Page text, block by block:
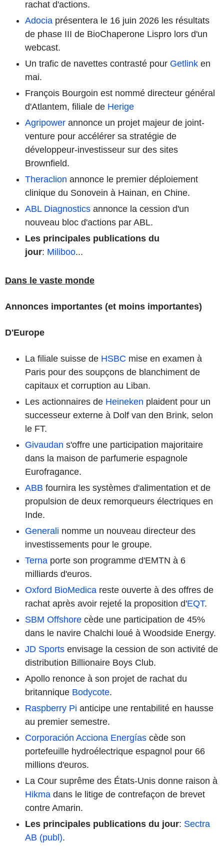
rachat d'actions.
Adocia présentera le 16 juin 2026 les résultats
de phase III de BioChaperone Lispro lors d'un
webcast.
Un trafic de navettes contrasté pour Getlink en
mai.
François Bourgoin est nommé directeur général
d'Atlantem, filiale de Herige
Agripower annonce un projet majeur de joint-
venture pour accélérer sa stratégie de
développeur-investisseur sur des sites
Brownfield.
Theraclion annonce le premier déploiement
clinique du Sonovein à Hainan, en Chine.
ABL Diagnostics annonce la cession d'un
nouveau bloc d'actions par ABL.
Les principales publications du
jour: Miliboo...
Dans le vaste monde
Annonces importantes (et moins importantes)
D'Europe
La filiale suisse de HSBC mise en examen à
Paris pour des soupçons de blanchiment de
capitaux et corruption au Liban.
Les actionnaires de Heineken plaident pour un
successeur externe à Dolf van den Brink, selon
le FT.
Givaudan s'offre une participation majoritaire
dans la maison de parfumerie espagnole
Eurofragance.
ABB fournira les systèmes d'alimentation et de
propulsion de deux remorqueurs électriques en
Inde.
Generali nomme un nouveau directeur des
investissements pour le groupe.
Terna porte son programme d'EMTN à 6
milliards d'euros.
Oxford BioMedica reste ouverte à des offres de
rachat après avoir rejeté la proposition d'EQT.
SBM Offshore cède une participation de 45%
dans le navire Chalchi loué à Woodside Energy.
JD Sports envisage la cession de son activité de
distribution Billionaire Boys Club.
Apollo renonce à son projet de rachat du
britannique Bodycote.
Raspberry Pi anticipe une rentabilité en hausse
au premier semestre.
Corporación Acciona Energías cède son
portefeuille hydroélectrique espagnol pour 66
millions d'euros.
La Cour suprême des États-Unis donne raison à
Hikma dans le litige de contrefaçon de brevet
contre Amarin.
Les principales publications du jour: Sectra
AB (publ).